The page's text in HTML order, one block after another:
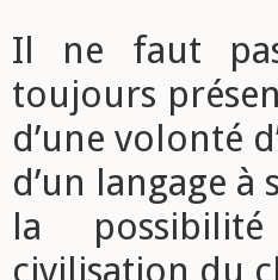
Il ne faut
toujours
d’une volonté
d’un langage à
la
civilisation du